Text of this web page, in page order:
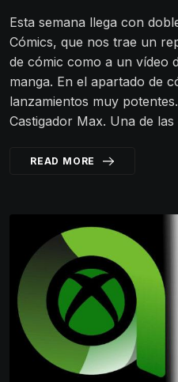
Esta semana llega con
Cómics, que nos trae un
de cómic como a un vídeo
manga. En el apartado de
lanzamientos muy
Castigador Max. Una de
READ MORE